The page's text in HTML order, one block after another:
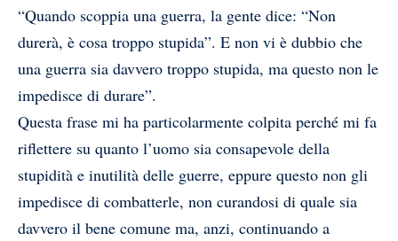
“Quando scoppia una guerra, la gente dice: “Non
durerà, è cosa troppo stupida”. E non vi è dubbio che
una guerra sia davvero troppo stupida, ma questo non le
impedisce di durare”.
Questa frase mi ha particolarmente colpita perché mi fa
riflettere su quanto l’uomo sia consapevole della
stupidità e inutilità delle guerre, eppure questo non gli
impedisce di combatterle, non curandosi di quale sia
davvero il bene comune ma, anzi, continuando a